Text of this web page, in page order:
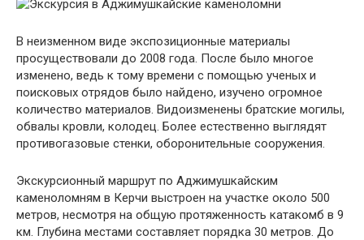
В неизменном виде экспозиционные материалы
просуществовали до 2008 года. После было многое
изменено, ведь к тому времени с помощью ученых и
поисковых отрядов было найдено, изучено огромное
количество материалов. Видоизменены братские могилы,
обвалы кровли, колодец. Более естественно выглядят
противогазовые стенки, оборонительные сооружения.
Экскурсионный маршрут по Аджимушкайским
каменоломням в Керчи выстроен на участке около 500
метров, несмотря на общую протяженность катакомб в 9
км. Глубина местами составляет порядка 30 метров. До